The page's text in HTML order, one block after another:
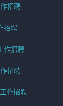
招聘
招聘
作招聘
招聘
作招聘